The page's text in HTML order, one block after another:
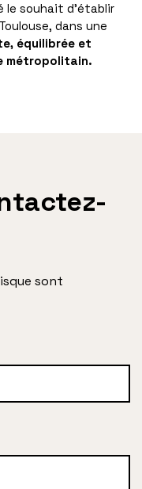
souhait d’établir
dans une
équilibrée et
métropolitain.
sont